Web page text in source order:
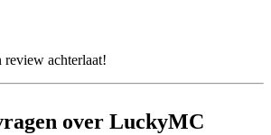
review achterlaat!
over LuckyMC